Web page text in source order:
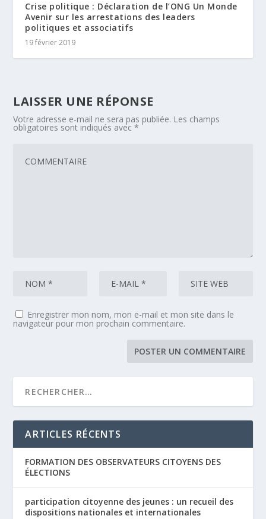
Crise politique : Déclaration de l’ONG Un Monde
Avenir sur les arrestations des leaders
politiques et associatifs
19 février 2019
LAISSER UNE RÉPONSE
Votre adresse e-mail ne sera pas publiée. Les champs
obligatoires sont indiqués avec*
Enregistrer mon nom, mon e-mail et mon site dans le
navigateur pour mon prochain commentaire.
ARTICLES RÉCENTS
FORMATION DES OBSERVATEURS CITOYENS DES
ÉLECTIONS
participation citoyenne des jeunes : un recueil des
dispositions nationales et internationales